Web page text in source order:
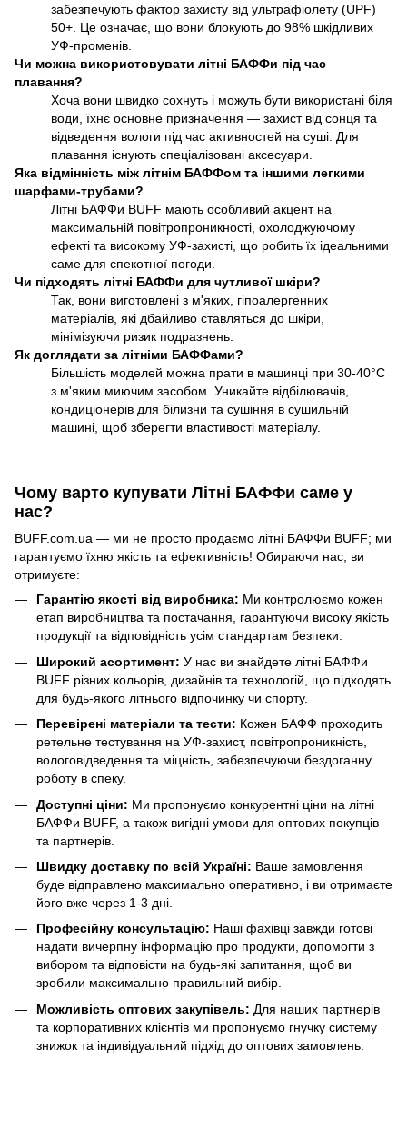
забезпечують фактор захисту від ультрафіолету (UPF)
50+. Це означає, що вони блокують до 98% шкідливих
УФ-променів.
Чи можна використовувати літні БАФФи під час
плавання?
Хоча вони швидко сохнуть і можуть бути використані біля
води, їхнє основне призначення — захист від сонця та
відведення вологи під час активностей на суші. Для
плавання існують спеціалізовані аксесуари.
Яка відмінність між літнім БАФФом та іншими легкими
шарфами-трубами?
Літні БАФФи BUFF мають особливий акцент на
максимальній повітропроникності, охолоджуючому
ефекті та високому УФ-захисті, що робить їх ідеальними
саме для спекотної погоди.
Чи підходять літні БАФФи для чутливої шкіри?
Так, вони виготовлені з м'яких, гіпоалергенних
матеріалів, які дбайливо ставляться до шкіри,
мінімізуючи ризик подразнень.
Як доглядати за літніми БАФФами?
Більшість моделей можна прати в машинці при 30-40°C
з м'яким миючим засобом. Уникайте відбілювачів,
кондиціонерів для білизни та сушіння в сушильній
машині, щоб зберегти властивості матеріалу.
Чому варто купувати Літні БАФФи саме у
нас?
BUFF.com.ua — ми не просто продаємо літні БАФФи BUFF; ми
гарантуємо їхню якість та ефективність! Обираючи нас, ви
отримуєте:
Гарантію якості від виробника: Ми контролюємо кожен
етап виробництва та постачання, гарантуючи високу якість
продукції та відповідність усім стандартам безпеки.
Широкий асортимент: У нас ви знайдете літні БАФФи
BUFF різних кольорів, дизайнів та технологій, що підходять
для будь-якого літнього відпочинку чи спорту.
Перевірені матеріали та тести: Кожен БАФФ проходить
ретельне тестування на УФ-захист, повітропроникність,
вологовідведення та міцність, забезпечуючи бездоганну
роботу в спеку.
Доступні ціни: Ми пропонуємо конкурентні ціни на літні
БАФФи BUFF, а також вигідні умови для оптових покупців
та партнерів.
Швидку доставку по всій Україні: Ваше замовлення
буде відправлено максимально оперативно, і ви отримаєте
його вже через 1-3 дні.
Професійну консультацію: Наші фахівці завжди готові
надати вичерпну інформацію про продукти, допомогти з
вибором та відповісти на будь-які запитання, щоб ви
зробили максимально правильний вибір.
Можливість оптових закупівель: Для наших партнерів
та корпоративних клієнтів ми пропонуємо гнучку систему
знижок та індивідуальний підхід до оптових замовлень.